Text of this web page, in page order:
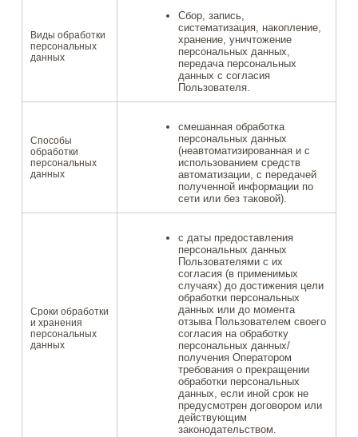
Виды обработки
персональных
данных
Сбор, запись,
систематизация, накопление,
хранение, уничтожение
персональных данных,
передача персональных
данных с согласия
Пользователя.
Способы
обработки
персональных
данных
смешанная обработка
персональных данных
(неавтоматизированная и с
использованием средств
автоматизации, с передачей
полученной информации по
сети или без таковой).
Сроки обработки
и хранения
персональных
данных
с даты предоставления
персональных данных
Пользователями с их
согласия (в применимых
случаях) до достижения цели
обработки персональных
данных или до момента
отзыва Пользователем своего
согласия на обработку
персональных данных/
получения Оператором
требования о прекращении
обработки персональных
данных, если иной срок не
предусмотрен договором или
действующим
законодательством.